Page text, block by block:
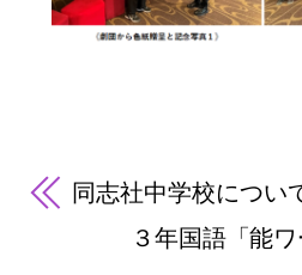
同志社中学校につい
３年国語「能